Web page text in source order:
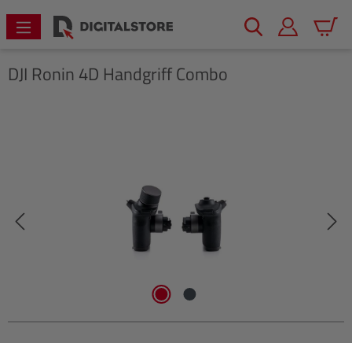
springen
DJI Ronin 4D Handgriff Combo